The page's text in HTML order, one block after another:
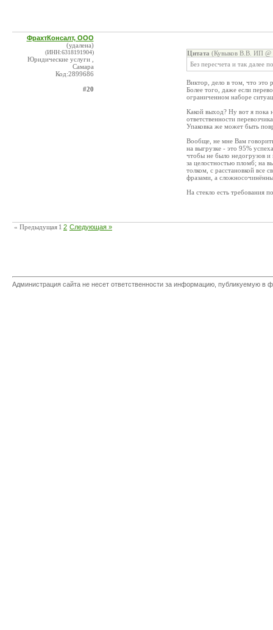
ФрахтКонсалт, ООО
(удалена)
(ИНН:6318191904)
Юридические услуги ,
Самара
Код:2899686
#20
Цитата (Кувыков В.В. ИП @
Без пересчета и так далее
Виктор, дело в том, что это
Более того, даже если
ограниченном наборе
Какой выход? Ну вот я пока
ответственности
Упаковка же может быть
Вообще, не мне Вам
на выгрузке - это 95%
чтобы не было недогрузов и
за целостностью пломб; на
толком, с расстановкой все
фразами, а
На стекло есть требования
« Предыдущая 1 2 Следующая »
Администрация сайта не несет ответственности за информацию, публикуемую